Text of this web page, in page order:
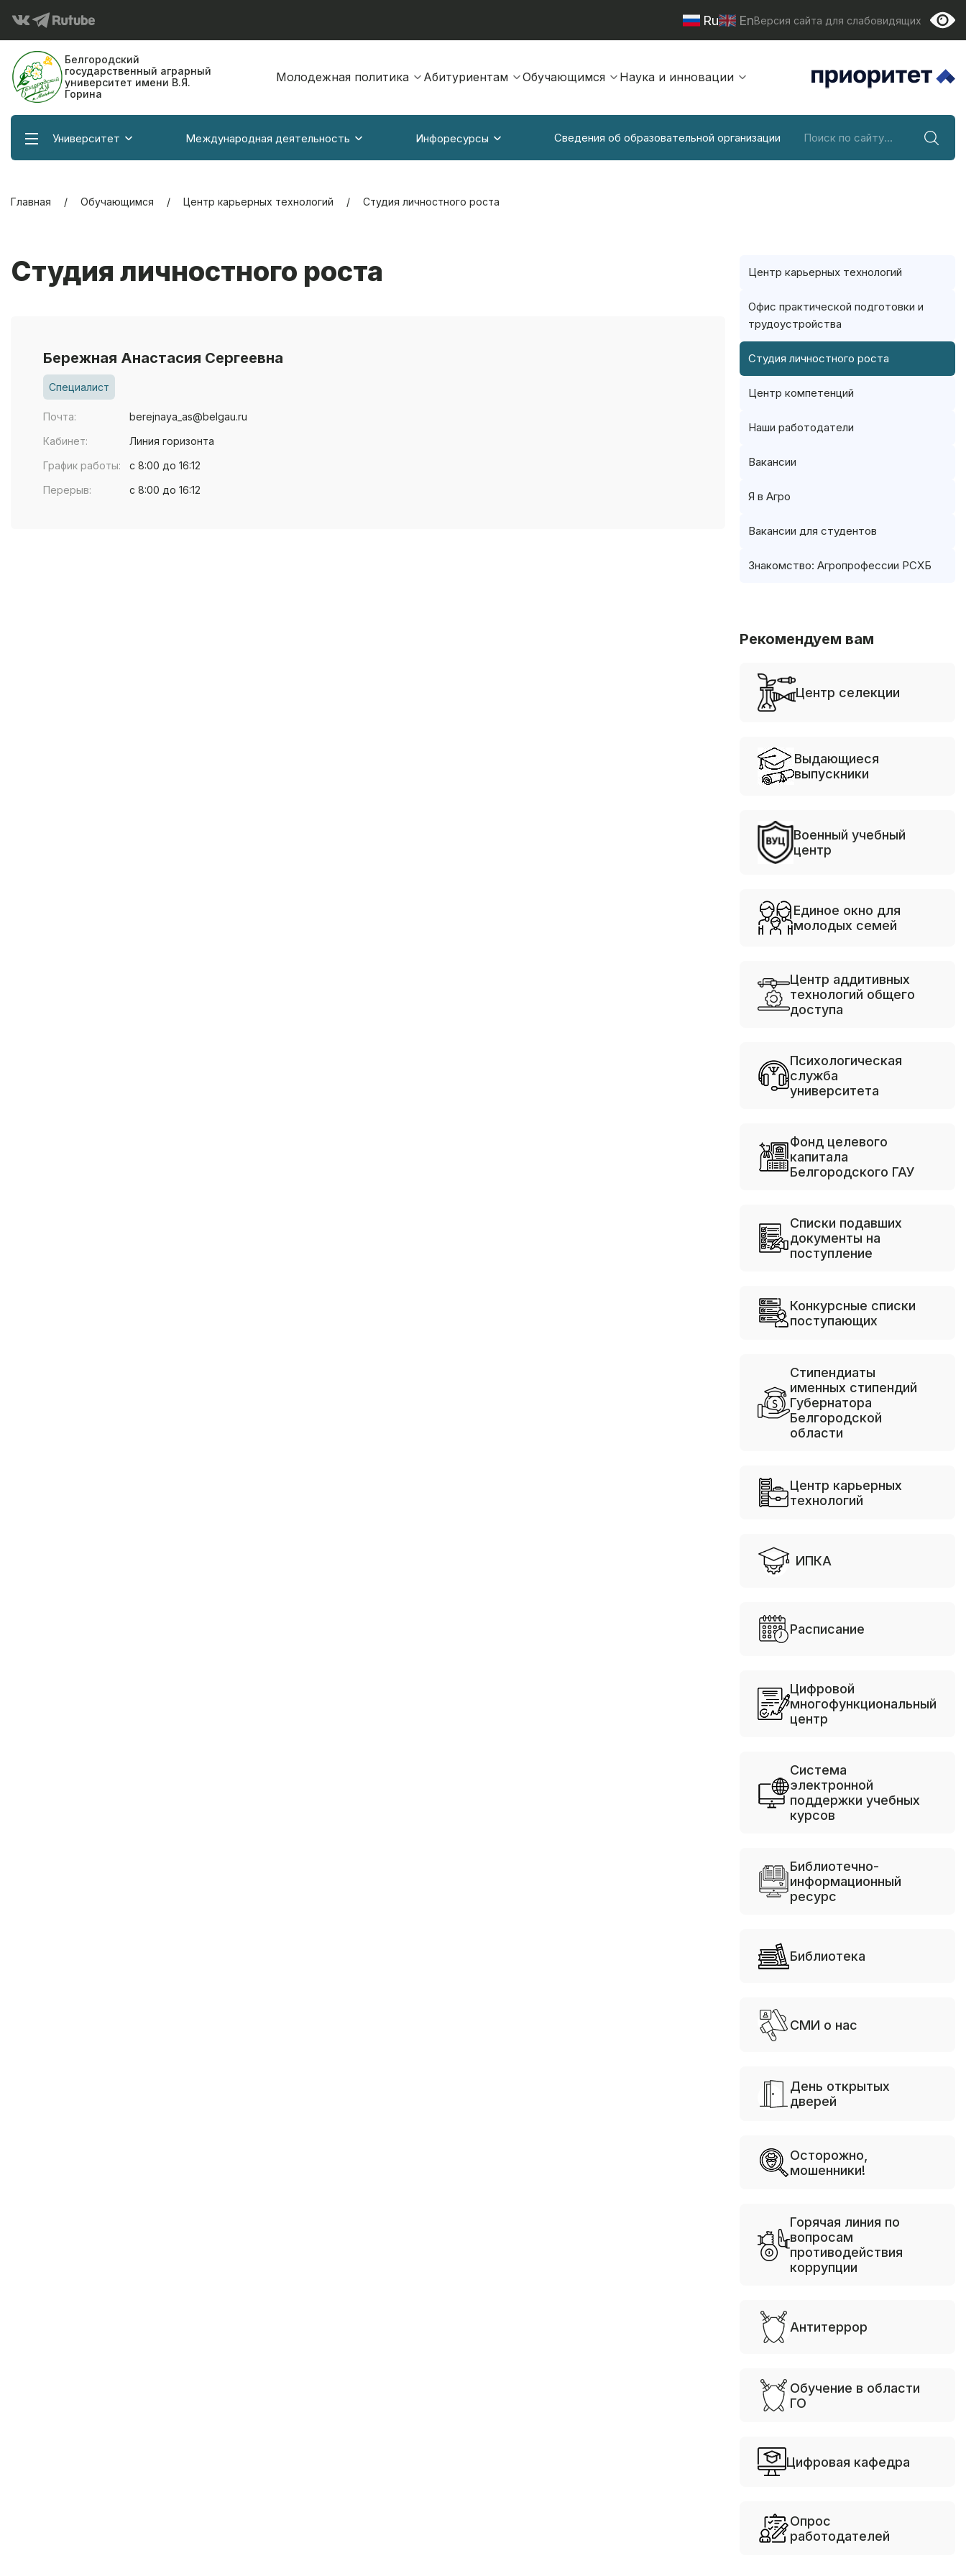
Ru EnВерсия сайта для слабовидящих
Белгородский
государственный аграрный
университет имени В.Я.
Горина
Молодежная политика Абитуриентам Обучающимся Наука и инновации
Университет Международная деятельность Инфоресурсы Сведения об образовательной организации
Главная Обучающимся Центр карьерных технологий Студия личностного роста
Студия личностного роста
Бережная Анастасия Сергеевна
Специалист
Почта:
berejnaya_as@belgau.ru
Кабинет:
Линия горизонта
График работы:
с 8:00 до 16:12
Перерыв:
с 8:00 до 16:12
Центр карьерных технологий
Офис практической подготовки и
трудоустройства
Студия личностного роста
Центр компетенций
Наши работодатели
Вакансии
Я в Агро
Вакансии для студентов
Знакомство: Агропрофессии РСХБ
Рекомендуем вам
Центр селекции
Выдающиеся
выпускники
Военный учебный
центр
Единое окно для
молодых семей
Центр аддитивных
технологий общего
доступа
Психологическая
служба
университета
Фонд целевого
капитала
Белгородского ГАУ
Списки подавших
документы на
поступление
Конкурсные списки
поступающих
Стипендиаты
именных стипендий
Губернатора
Белгородской
области
Центр карьерных
технологий
ИПКА
Расписание
Цифровой
многофункциональный
центр
Система
электронной
поддержки учебных
курсов
Библиотечно-
информационный
ресурс
Библиотека
СМИ о нас
День открытых
дверей
Осторожно,
мошенники!
Горячая линия по
вопросам
противодействия
коррупции
Антитеррор
Обучение в области
ГО
Цифровая кафедра
Опрос
работодателей